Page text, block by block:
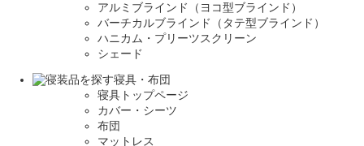
アルミブラインド（ヨコ型ブラインド）
バーチカルブラインド（タテ型ブラインド）
ハニカム・プリーツスクリーン
シェード
寝具・布団
寝具トップページ
カバー・シーツ
布団
マットレス